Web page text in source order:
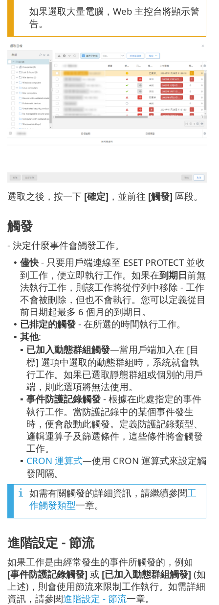
如果選取大量電腦，Web 主控台將顯示警
告。
選取之後，按一下 [確定] ，並前往 [觸發] 區段。
觸發
- 決定什麼事件會觸發工作。
• 儘快 - 只要用戶端連線至 ESET PROTECT 並收
到工作，便立即執行工作。如果在到期日前無
法執行工作，則該工作將從佇列中移除 - 工作
不會被刪除，但也不會執行。您可以定義從目
前日期起最多 6 個月的到期日。
• 已排定的觸發 - 在所選的時間執行工作。
• 其他:
▪ 已加入動態群組觸發—當用戶端加入在 [目
標] 選項中選取的動態群組時，系統就會執
行工作。如果已選取靜態群組或個別的用戶
端，則此選項將無法使用。
▪ 事件防護記錄觸發 - 根據在此處指定的事件
執行工作。當防護記錄中的某個事件發生
時，便會啟動此觸發。定義防護記錄類型、
邏輯運算子及篩選條件，這些條件將會觸發
工作。
▪ CRON 運算式—使用 CRON 運算式來設定觸
發間隔。
如需有關觸發的詳細資訊，請繼續參閱工
作觸發類型一章。
進階設定 - 節流
如果工作是由經常發生的事件所觸發的，例如
[事件防護記錄觸發] 或 [已加入動態群組觸發] (如
上述)，則會使用節流來限制工作執行。如需詳細
資訊，請參閱進階設定 - 節流一章。